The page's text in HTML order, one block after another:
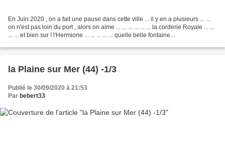
En Juin 2020 , on a fait une pause dans cette ville ... il y en a plusieurs ... ...
on n'est pas loin du port , alors on aime ... ... ... ... ... ... la corderie Royale ... ...
... ... et bien sur ! l'Hermione ... ... ... ... ... quelle belle fontaine...
la Plaine sur Mer (44) -1/3
Publié le 30/09/2020 à 21:53
Par bebert33